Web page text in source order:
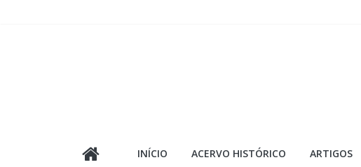
INÍCIO ACERVO HISTÓRICO ARTIGOS